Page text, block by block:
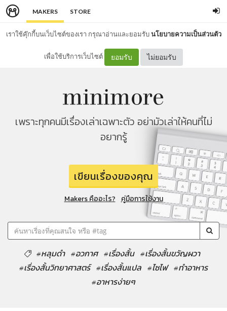
MAKERS STORE
เราใช้คุ๊กกี้บนเว็บไซต์ของเรา กรุณาอ่านและยอมรับนโยบายความเป็นส่วนตัว
เพื่อใช้บริการเว็บไซต์ ยอมรับ ไม่ยอมรับ
เพราะทุกคนมีเรื่องเล่าเฉพาะตัว อย่ามัวเล่าให้คนที่ไม่
อยากรู้
เขียนเรื่องของคุณ
Makers คืออะไร? คู่มือการใช้งาน
#หลุมดำ #อวกาศ #เรื่องสั้น #เรื่องสั้นขวัญผวา
#เรื่องสั้นวิทยาศาสตร์ #เรื่องสั้นแปล #ไซไฟ #ทำอาหาร
#อาหารง่ายๆ